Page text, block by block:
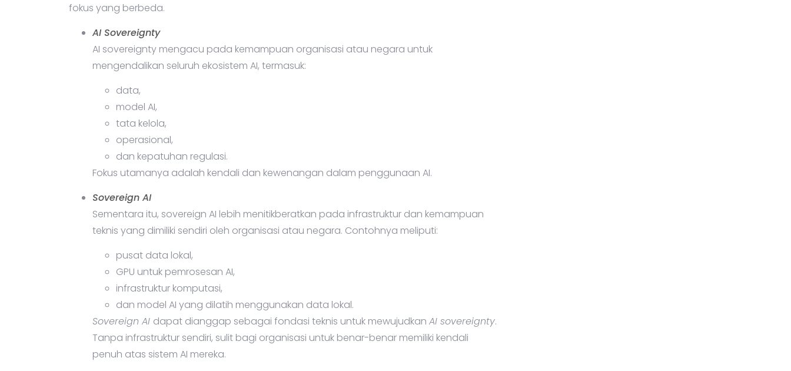
fokus yang berbeda.
AI Sovereignty
AI sovereignty mengacu pada kemampuan organisasi atau negara untuk
mengendalikan seluruh ekosistem AI, termasuk:
data,
model AI,
tata kelola,
operasional,
dan kepatuhan regulasi.
Fokus utamanya adalah kendali dan kewenangan dalam penggunaan AI.
Sovereign AI
Sementara itu, sovereign AI lebih menitikberatkan pada infrastruktur dan kemampuan
teknis yang dimiliki sendiri oleh organisasi atau negara. Contohnya meliputi:
pusat data lokal,
GPU untuk pemrosesan AI,
infrastruktur komputasi,
dan model AI yang dilatih menggunakan data lokal.
Sovereign AI dapat dianggap sebagai fondasi teknis untuk mewujudkan AI sovereignty.
Tanpa infrastruktur sendiri, sulit bagi organisasi untuk benar-benar memiliki kendali
penuh atas sistem AI mereka.